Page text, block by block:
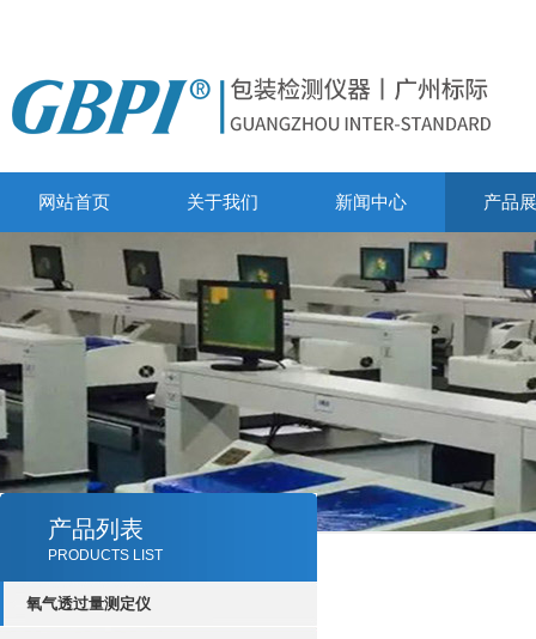
网站首页 关于我们 新闻中心 产品
产品列表
PRODUCTS LIST
氧气透过量测定仪